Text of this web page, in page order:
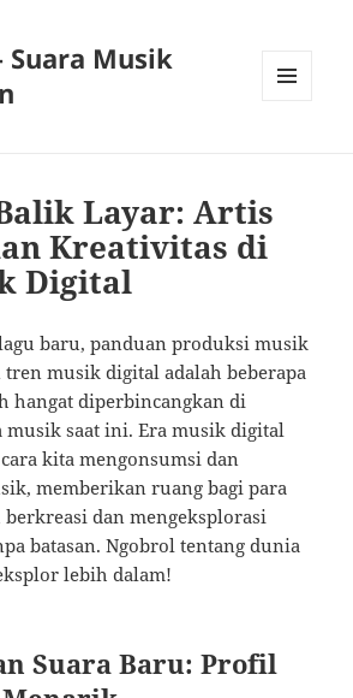
Suara Musik
Layar: Artis
Kreativitas di
Digital
baru, panduan produksi musik
tren musik digital adalah beberapa
hangat diperbincangkan di
musik saat ini. Era musik digital
kita mengonsumsi dan
memberikan ruang bagi para
dan mengeksplorasi
batasan. Ngobrol tentang dunia
lebih dalam!
Suara Baru: Profil